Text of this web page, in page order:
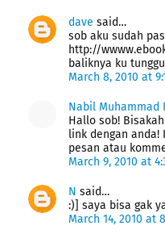
dave said…
sob aku sudah
http://
baliknya ku
March 8, 2010 at
Nabil Muhammad
Hallo sob!
link dengan anda!
pesan atau
March 9, 2010 at
N said…
:)] saya bisa gak
March 14, 2010 at